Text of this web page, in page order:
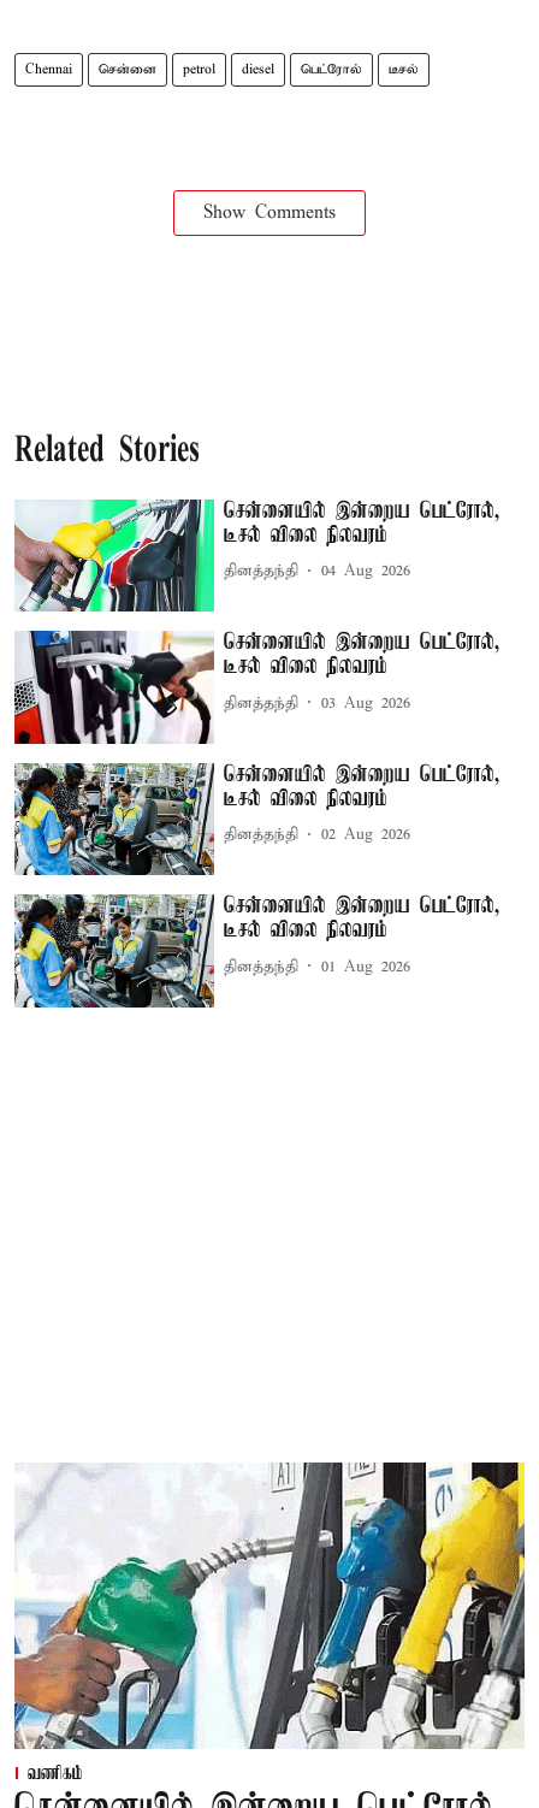
Chennai சென்னை petrol diesel பெட்ரோல் டீசல்
Show Comments
Related Stories
சென்னையில் இன்றைய பெட்ரோல்,
டீசல் விலை நிலவரம்
தினத்தந்தி 04 Aug 2026
சென்னையில் இன்றைய பெட்ரோல்,
டீசல் விலை நிலவரம்
தினத்தந்தி 03 Aug 2026
சென்னையில் இன்றைய பெட்ரோல்,
டீசல் விலை நிலவரம்
தினத்தந்தி 02 Aug 2026
சென்னையில் இன்றைய பெட்ரோல்,
டீசல் விலை நிலவரம்
தினத்தந்தி 01 Aug 2026
வணிகம்